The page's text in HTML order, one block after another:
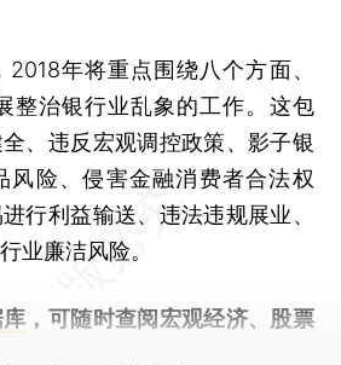
年将重点围绕八个方面、
整治银行业乱象的工作。这包
、违反宏观调控政策、影子银
风险、侵害金融消费者合法权
行利益输送、违法违规展业、
业廉洁风险。
，可随时查阅宏观经济、股票